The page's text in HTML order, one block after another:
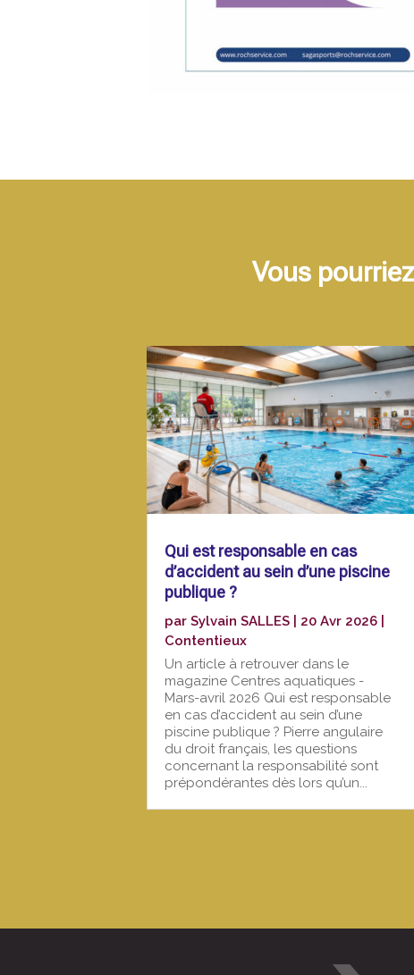
Vous
Qui est responsable en cas
d’accident au sein d’une piscine
publique ?
parSylvain SALLES 20 Avr 2026
Contentieux
Un article à retrouver dans le
magazine Centres aquatiques -
Mars-avril 2026 Qui est responsable
en cas d’accident au sein d’une
piscine publique ? Pierre angulaire
du droit français, les questions
concernant la responsabilité sont
prépondérantes dès lors qu’un...